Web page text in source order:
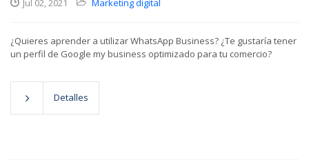
Jul 02, 2021
Marketing digital
¿Quieres aprender a utilizar WhatsApp Business? ¿Te gustaría tener
un perfil de Google my business optimizado para tu comercio?
Detalles